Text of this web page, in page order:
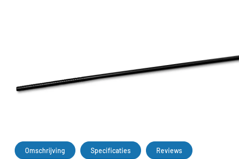
Omschrijving Specificaties Reviews